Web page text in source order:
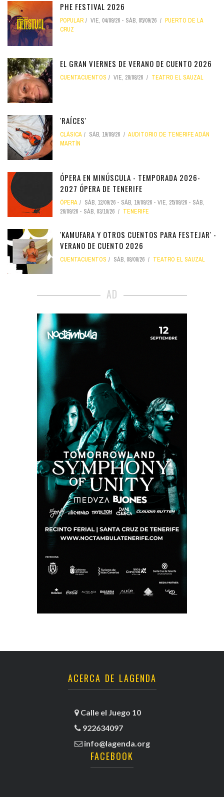
PHE FESTIVAL 2026
POPULAR VIE, 04/09/26 - SÁB, 05/09/26
PUERTO DE LA
CRUZ
EL GRAN VIERNES DE VERANO DE CUENTO 2026
CUENTACUENTOS VIE, 28/08/26 TEATRO EL SAUZAL
'RAÍCES'
CLÁSICA SÁB, 19/09/26
AUDITORIO DE TENERIFE ADÁN
MARTÍN
ÓPERA EN MINÚSCULA - TEMPORADA 2026-
2027 ÓPERA DE TENERIFE
ÓPERA SÁB, 12/09/26 - SÁB, 19/09/26 - VIE, 25/09/26 - SÁB,
26/09/26 - SÁB, 03/10/26 TENERIFE
'KAMUFARA Y OTROS CUENTOS PARA FESTEJAR' -
VERANO DE CUENTO 2026
CUENTACUENTOS SÁB, 08/08/26 TEATRO EL SAUZAL
AD
ACERCA DE LAGENDA
Calle el Juego 10
922634097
info@lagenda.org
FACEBOOK